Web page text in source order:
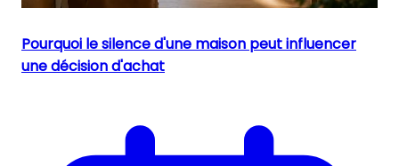
Pourquoi le silence d'une maison peut influencer
une décision d'achat